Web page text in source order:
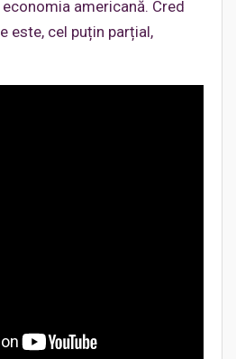
americană. Cred
este, cel puțin parțial,